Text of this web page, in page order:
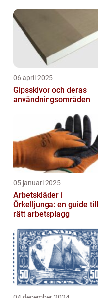
06 april 2025
Gipsskivor och deras
användningsområden
05 januari 2025
Arbetskläder i
Örkelljunga: en guide till
rätt arbetsplagg